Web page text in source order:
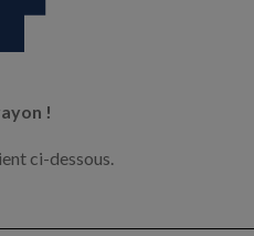
!
ci-dessous.